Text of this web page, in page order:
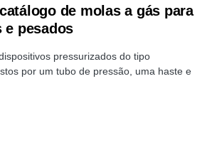
de molas a gás para
e pesados
pressurizados do tipo
por um tubo de pressão, uma haste e